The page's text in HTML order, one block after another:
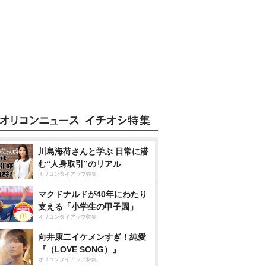
川島海荷さんと学ぶ 日常に潜
む“人身取引”のリアル
オリコンタイアップ特集
マクドナルドが40年にわたり
支える「小学生の甲子園」
オリコンタイアップ特集
向井康二イケメンすぎ！純愛
『（LOVE SONG）』
オリコンタイアップ特集